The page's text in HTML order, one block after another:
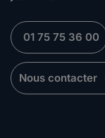
01 75 75 36 00
Nous contacter